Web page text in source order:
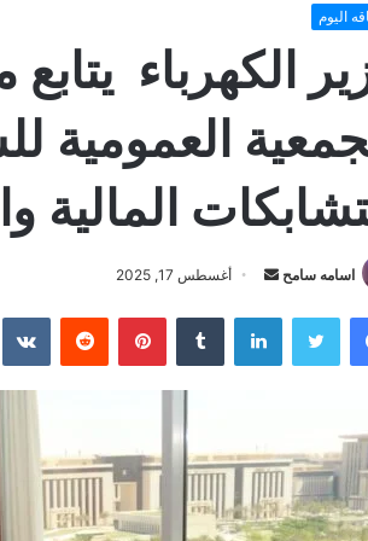
اليوم
الكهرباء
المالية
اسامه سامح
أرسل
إلكترونيا
أغسطس 17, 2025
فيسبوك تويتر لينكدإن بينتيريست